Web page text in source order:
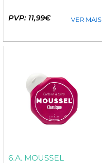
PVP: 11,99€ VER MAIS
6.A. MOUSSEL